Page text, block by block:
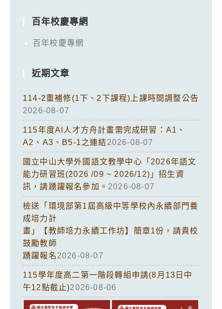
百年校慶專網
百年校慶專網
近期文章
114-2重補修(1下、2下課程)上課時間調整公告
2026-08-07
115年度AI人才方舟計畫需完成研習：A1、
A2、A3、B5-1之連結2026-08-07
國立中山大學外國語文教學中心「2026年語文
能力研習班(2026 /09 ~ 2026/12)」招生資
訊，請踴躍報名參加。 2026-08-07
檢送「環境部第1屆高級中等學校內永續部門養
成培力計
畫」【教師培力永續工作坊】簡章1份，請貴校
鼓勵教師
踴躍報名2026-08-07
115學年度高二第一階段轉組申請(8月13日中
午12點截止)2026-08-06